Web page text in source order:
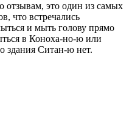
отзывам, это один из самых
что встречались
и мыть голову прямо
в Коноха-но-ю или
здания Ситан-ю нет.